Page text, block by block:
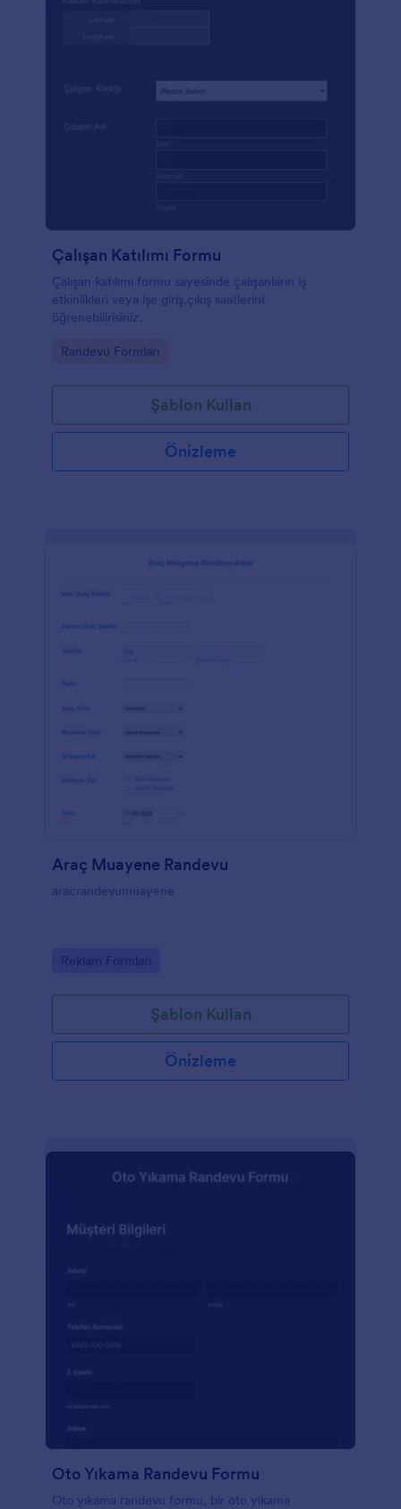
Çalışan Katılımı Formu
Çalışan katılımı formu sayesinde çalışanların iş
etkinlikleri veya işe giriş,çıkış saatlerini
öğrenebilirisiniz.
Go to Category:
Randevu Formları
Şablon Kullan
Önizleme
Araç Muayene Randevu
aracrandevumuayene
Go to Category:
Reklam Formları
Şablon Kullan
Önizleme
Oto Yıkama Randevu Formu
Oto yıkama randevu formu, bir oto yıkama